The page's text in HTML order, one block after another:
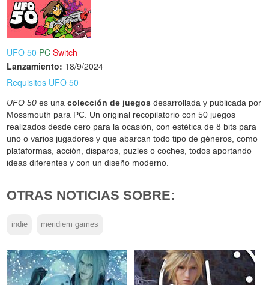
UFO 50 PC Switch
Lanzamiento: 18/9/2024
Requisitos UFO 50
UFO 50 es unacolección de juegos desarrollada y publicada por
Mossmouth para PC. Un original recopilatorio con 50 juegos
realizados desde cero para la ocasión, con estética de 8 bits para
uno o varios jugadores y que abarcan todo tipo de géneros, como
plataformas, acción, disparos, puzles o coches, todos aportando
ideas diferentes y con un diseño moderno.
OTRAS NOTICIAS SOBRE:
indie meridiem games